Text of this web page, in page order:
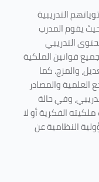
التدريبية
يقوم المدرب
التدريبي
قوانين الملكية
والمزج. كما
العلمية والمصادر
وفي حالة
الفكرية أو لا
النظامية عن